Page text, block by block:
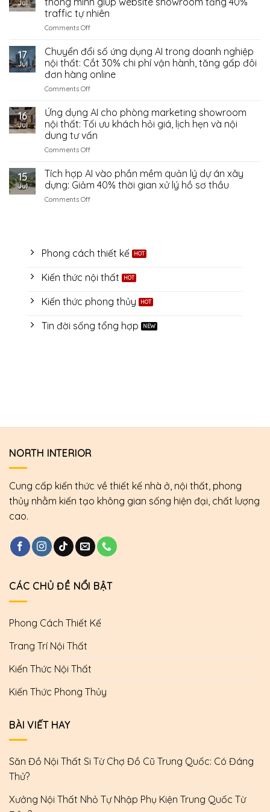
Đặt
Két
Sắt
trong
doanh
nghiệp
dựng:
Tự
động
hóa
công
văn
phòng
để
tiết
kiệm
phí
vận
Jul
traffic tự nhiên
Comments Offon
pháp
AI
cho
doanh
nghiệp
thất:
SEO
thông
minh
giúp
showroom
tăng
40%
traffic
17
Jul
Chuyển đổi số ứng dụng AI trong doanh nghiệp
nội thất: Cắt 30% chi phí vận hành, tăng gấp đôi
đơn hàng online
Comments Offon
đổi
số
ứng
dụng
AI
doanh
nghiệp
nội
thất:
vận
tăng
gấp
đơn
online
16
Jul
Ứng dụng AI cho phòng marketing showroom
nội thất: Tối ưu khách hỏi giá, lịch hẹn và nội
dung tư vấn
Comments Offon
dụng
AI
cho
phòng
Tối
khách
hỏi
lịch
và
nội
15
Jul
Tích hợp AI vào phần mềm quản lý dự án xây
dựng: Giảm 40% thời gian xử lý hồ sơ thầu
Comments Offon
phần
lý
án
dựng:
Giảm
Phong cách thiết kế
Kiến thức nội thất
Kiến thức phong thủy
Tin đời sống tổng hợp
NORTH INTERIOR
Cung cấp kiến thức về thiết kế nhà ở, nội thất, phong
thủy nhằm kiến tạo không gian sống hiện đại, chất lượng
cao.
CÁC CHỦ ĐỀ NỔI BẬT
Phong Cách Thiết Kế
Trang Trí Nội Thất
Kiến Thức Nội Thất
Kiến Thức Phong Thủy
BÀI VIẾT HAY
Săn Đồ Nội Thất Si Từ Chợ Đồ Cũ Trung Quốc: Có Đáng
Thử?
Xưởng Nội Thất Nhỏ Tự Nhập Phụ Kiện Trung Quốc Từ